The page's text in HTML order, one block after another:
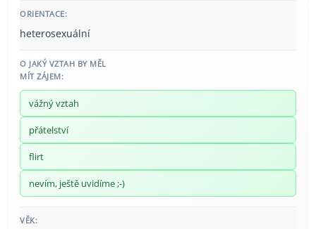
ORIENTACE:
heterosexuální
O JAKÝ VZTAH BY MĚL
MÍT ZÁJEM:
vážný vztah
přátelství
flirt
nevím, ještě uvidíme ;-)
VĚK: